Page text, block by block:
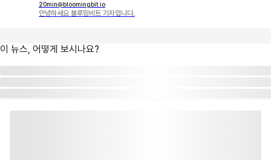
20min@bloomingbit.io
안녕하세요 블루밍비트 기자입니다.
이 뉴스, 어떻게 보시나요?